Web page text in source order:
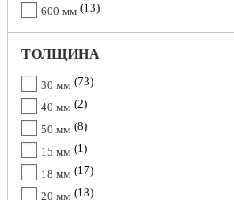
600 мм 13
ТОЛЩИНА
30 мм 73
40 мм 2
50 мм 8
15 мм 1
18 мм 17
20 мм 18